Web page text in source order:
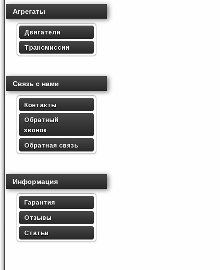
Агрегаты
Двигатели
Трансмиссии
Связь с нами
Контакты
Обратный
звонок
Обратная связь
Информация
Гарантия
Отзывы
Статьи